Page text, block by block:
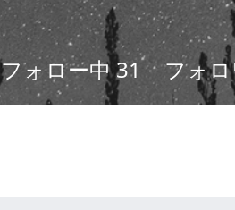
フォロー中31 フォ